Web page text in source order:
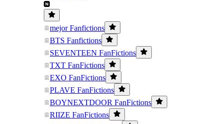
mejor Fanfictions
BTS Fanfictions
SEVENTEEN FanFictions
TXT FanFictions
EXO FanFictions
PLAVE FanFictions
BOYNEXTDOOR FanFictions
RIIZE FanFictions